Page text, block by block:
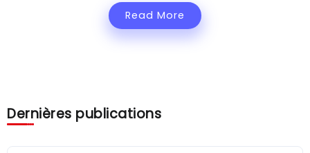
Read More
Dernières publications